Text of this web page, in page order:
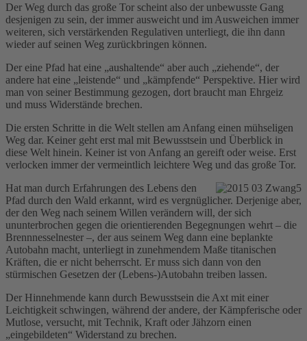
Der Weg durch das große Tor scheint also der unbewusste Gang
desjenigen zu sein, der immer ausweicht und im Ausweichen immer
weiteren, sich verstärkenden Regulativen unterliegt, die ihn dann
wieder auf seinen Weg zurückbringen können.
Der eine Pfad hat eine „aushaltende“ aber auch „ziehende“, der
andere hat eine „leistende“ und „kämpfende“ Perspektive. Hier wird
man von seiner Bestimmung gezogen, dort braucht man Ehrgeiz
und muss Widerstände brechen.
Die ersten Schritte in die Welt stellen am Anfang einen mühseligen
Weg dar. Keiner geht erst mal mit Bewusstsein und Überblick in
diese Welt hinein. Keiner ist von Anfang an gereift oder weise. Erst
verlocken immer der vermeintlich leichtere Weg und das große Tor.
Hat man durch Erfahrungen des Lebens den
Pfad durch den Wald erkannt, wird es vergnüglicher. Derjenige aber,
der den Weg nach seinem Willen verändern will, der sich
ununterbrochen gegen die orientierenden Begegnungen wehrt – die
Brennnesselnester –, der aus seinem Weg dann eine beplankte
Autobahn macht, unterliegt in zunehmendem Maße titanischen
Kräften, die er nicht beherrscht. Er muss sich dann von den
stürmischen Gesetzen der (Lebens-)Autobahn treiben lassen.
Der Hinnehmende kann durch Bewusstsein die Axt mit einer
Leichtigkeit schwingen, während der andere, der Kämpferische oder
Mutlose, versucht, mit Technik, Kraft oder Jähzorn einen
„eingebildeten“ Widerstand zu brechen.